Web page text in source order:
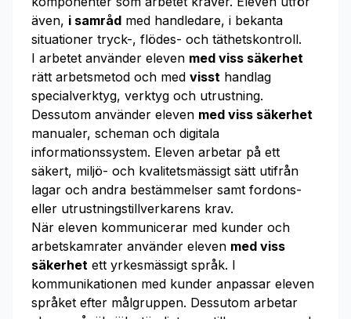
även, i samråd med handledare, i bekanta
situationer tryck-, flödes- och täthetskontroll.
I arbetet använder eleven med viss säkerhet
rätt arbetsmetod och med visst handlag
specialverktyg, verktyg och utrustning.
Dessutom använder eleven med viss säkerhet
manualer, scheman och digitala
informationssystem. Eleven arbetar på ett
säkert, miljö- och kvalitetsmässigt sätt utifrån
lagar och andra bestämmelser samt fordons-
eller utrustningstillverkarens krav.
När eleven kommunicerar med kunder och
arbetskamrater använder eleven med viss
säkerhet ett yrkesmässigt språk. I
kommunikationen med kunder anpassar eleven
språket efter målgruppen. Dessutom arbetar